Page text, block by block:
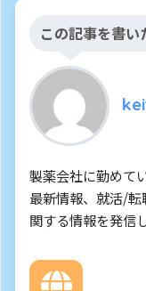
この記事を書い
製薬会社に勤めて
最新情報、就活/
関する情報を発信